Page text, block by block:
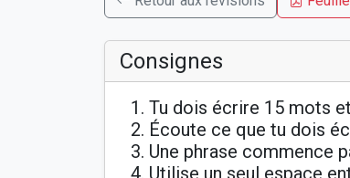
Consignes
Tu dois écrire 15 mots
Écoute ce que tu dois
Une phrase commence